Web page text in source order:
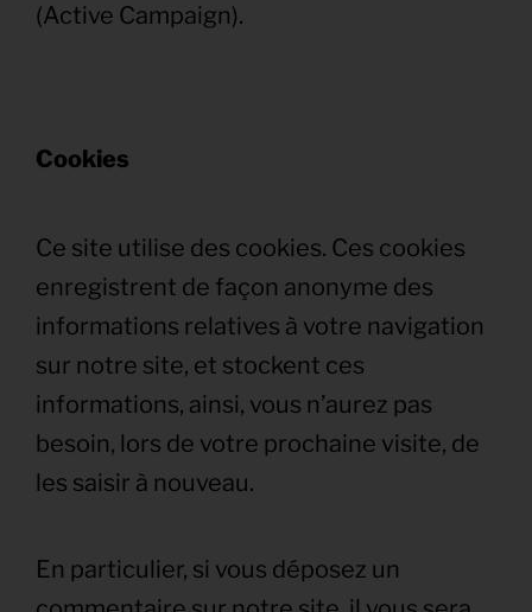
(Active Campaign).
Cookies
Ce site utilise des cookies. Ces cookies
enregistrent de façon anonyme des
informations relatives à votre navigation
sur notre site, et stockent ces
informations, ainsi, vous n’aurez pas
besoin, lors de votre prochaine visite, de
les saisir à nouveau.
En particulier, si vous déposez un